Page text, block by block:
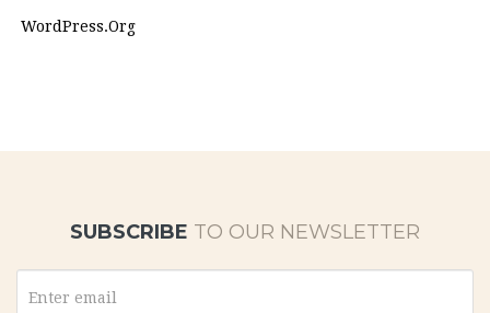
WordPress.org
SUBSCRIBE TO OUR NEWSLETTER